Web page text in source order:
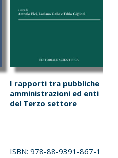
I rapporti tra pubbliche
amministrazioni ed enti
del Terzo settore
ISBN: 978-88-9391-867-1